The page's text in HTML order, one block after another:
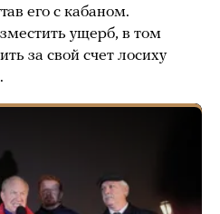
его с кабаном.
ущерб, в том
за свой счет лосиху